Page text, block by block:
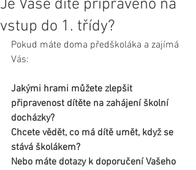
Je Vaše dítě připraveno na
vstup do 1. třídy?
Pokud máte doma předškoláka a zajímá
Vás:
Jakými hrami můžete zlepšit
připravenost dítěte na zahájení školní
docházky?
Chcete vědět, co má dítě umět, když se
stává školákem?
Nebo máte dotazy k doporučení Vašeho